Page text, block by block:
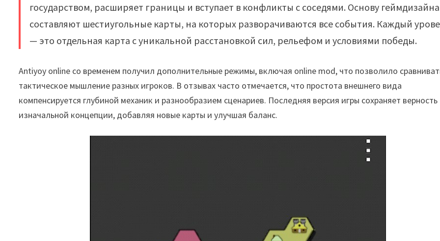
государством, расширяет границы и вступает в конфликты с соседями. Основу геймдизайна
составляют шестиугольные карты, на которых разворачиваются все события. Каждый
— это отдельная карта с уникальной расстановкой сил, рельефом и условиями победы.
Antiyoy online со временем получил дополнительные режимы, включая online mod, что позволило
тактическое мышление разных игроков. В отзывах часто отмечается, что простота внешнего вида
компенсируется глубиной механик и разнообразием сценариев. Последняя версия игры сохраняет верность
изначальной концепции, добавляя новые карты и улучшая баланс.